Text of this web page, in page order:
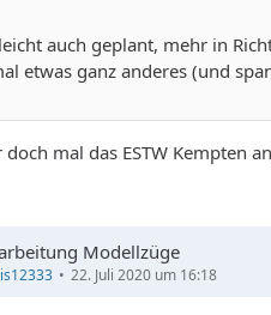
auch geplant, mehr in
etwas ganz anderes (und
doch mal das ESTW
Modellzüge
22. Juli 2020 um 16:18